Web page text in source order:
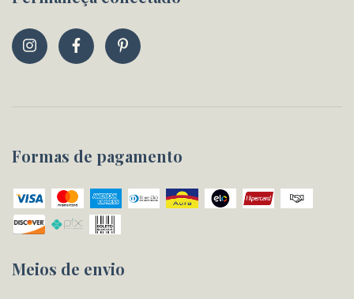
Formas de pagamento
Meios de envio